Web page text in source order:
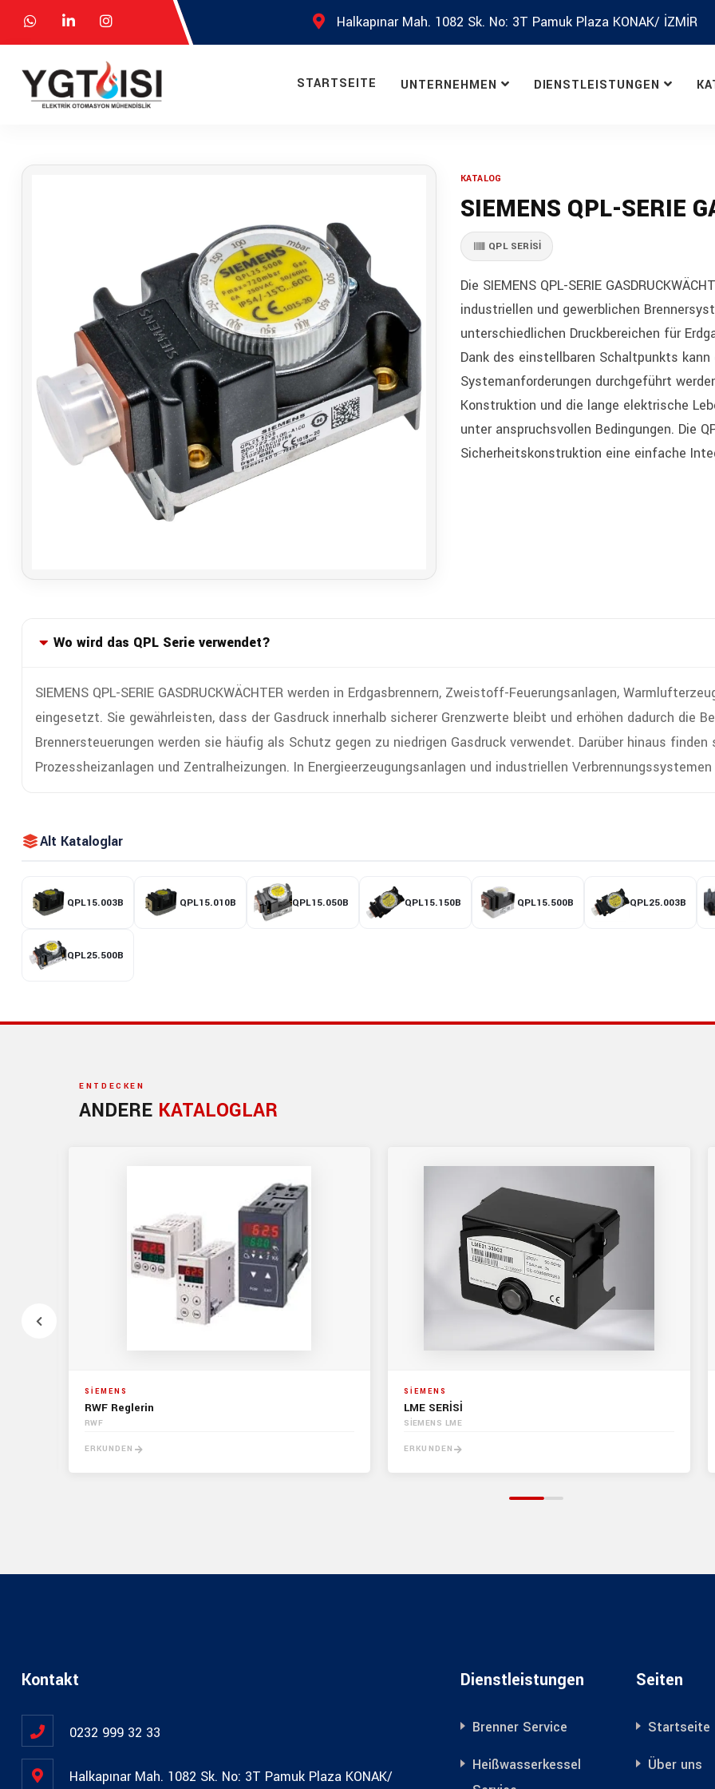
Halkapınar Mah. 1082 Sk. No: 3T Pamuk Plaza KONAK/ İZMİR
STARTSEITE UNTERNEHMEN DIENSTLEISTUNGEN
KATALOG
SIEMENS QPL-SERIE
QPL SERİSİ
Die SIEMENS QPL-SERIE
industriellen und gewerblichen
unterschiedlichen Druckbereichen für
Dank des einstellbaren Schaltpunkts
Systemanforderungen durchgeführt
Konstruktion und die lange elektrische
unter anspruchsvollen Bedingungen. Die
Sicherheitskonstruktion eine einfache
Wo wird das QPL Serie verwendet?
SIEMENS QPL-SERIE GASDRUCKWÄCHTER werden in Erdgasbrennern, Zweistoff-Feuerungsanlagen,
eingesetzt. Sie gewährleisten, dass der Gasdruck innerhalb sicherer Grenzwerte bleibt und erhöhen dadurch die
Brennersteuerungen werden sie häufig als Schutz gegen zu niedrigen Gasdruck verwendet. Darüber hinaus finden
Prozessheizanlagen und Zentralheizungen. In Energieerzeugungsanlagen und industriellen
Alt Kataloglar
QPL15.003B QPL15.010B QPL15.050B QPL15.150B QPL15.500B QPL25.003B
QPL25.500B
ENTDECKEN
ANDERE KATALOGLAR
SİEMENS
RWF Reglerin
RWF
ERKUNDEN
SİEMENS
LME SERİSİ
SİEMENS LME
ERKUNDEN
Kontakt
0232 999 32 33
Halkapınar Mah. 1082 Sk. No: 3T Pamuk Plaza KONAK/
Dienstleistungen
Brenner Service
Heißwasserkessel
Seiten
Startseite
Über uns